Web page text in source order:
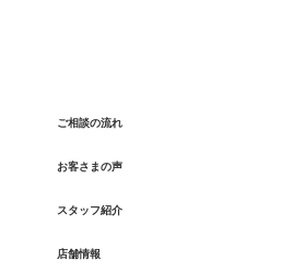
ご相談の流れ
お客さまの声
スタッフ紹介
店舗情報